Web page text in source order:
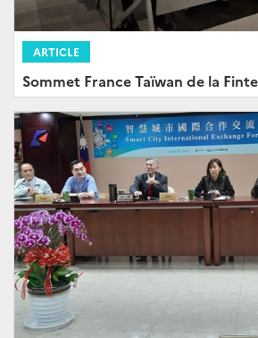
ARTICLE
Sommet France Taïwan de la